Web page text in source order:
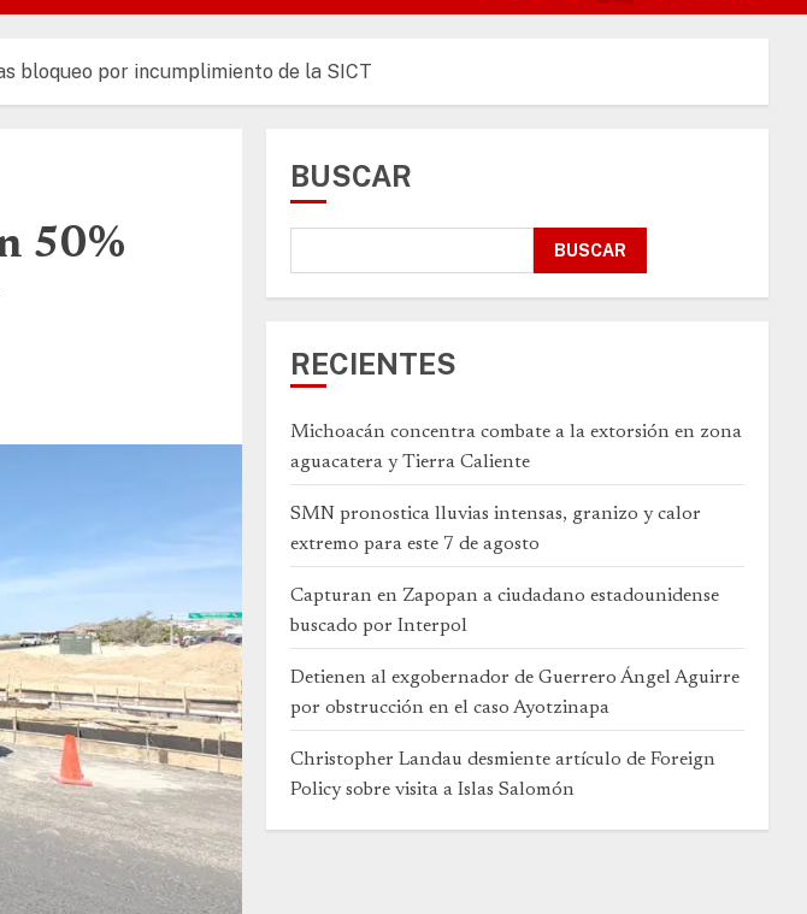
bloqueo por incumplimiento de la SICT
50%
BUSCAR
BUSCAR
RECIENTES
Michoacán concentra combate a la extorsión en zona
aguacatera y Tierra Caliente
SMN pronostica lluvias intensas, granizo y calor
extremo para este 7 de agosto
Capturan en Zapopan a ciudadano estadounidense
buscado por Interpol
Detienen al exgobernador de Guerrero Ángel Aguirre
por obstrucción en el caso Ayotzinapa
Christopher Landau desmiente artículo de Foreign
Policy sobre visita a Islas Salomón